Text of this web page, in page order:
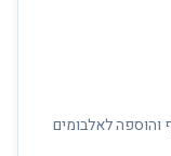
והוספה לאלבומים